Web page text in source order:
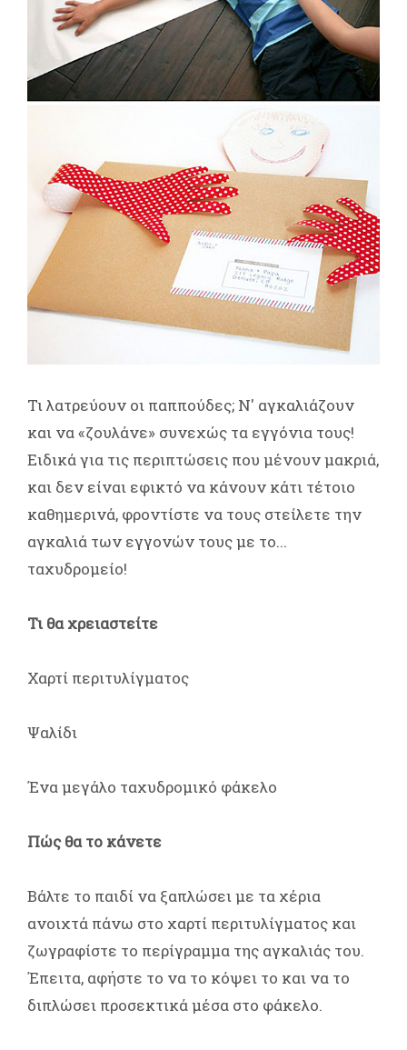
Τι λατρεύουν οι παππούδες; Ν' αγκαλιάζουν
και να «ζουλάνε» συνεχώς τα εγγόνια τους!
Ειδικά για τις περιπτώσεις που μένουν μακριά,
και δεν είναι εφικτό να κάνουν κάτι τέτοιο
καθημερινά, φροντίστε να τους στείλετε την
αγκαλιά των εγγονών τους με το...
ταχυδρομείο!
Τι θα χρειαστείτε
Χαρτί περιτυλίγματος
Ψαλίδι
Ένα μεγάλο ταχυδρομικό φάκελο
Πώς θα το κάνετε
Βάλτε το παιδί να ξαπλώσει με τα χέρια
ανοιχτά πάνω στο χαρτί περιτυλίγματος και
ζωγραφίστε το περίγραμμα της αγκαλιάς του.
Έπειτα, αφήστε το να το κόψει το και να το
διπλώσει προσεκτικά μέσα στο φάκελο.